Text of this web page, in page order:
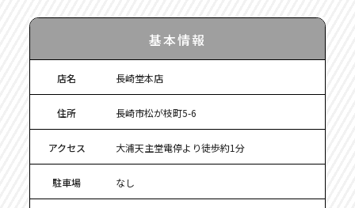
基本情報
店名 長崎堂本店
住所 長崎市松が枝町5-6
アクセス 大浦天主堂電停より徒歩約1分
駐車場 なし